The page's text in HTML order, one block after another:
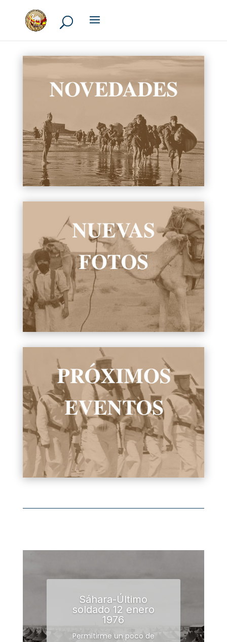
Sáhara-Último
soldado 12 enero
1976
Permitirme un poco de